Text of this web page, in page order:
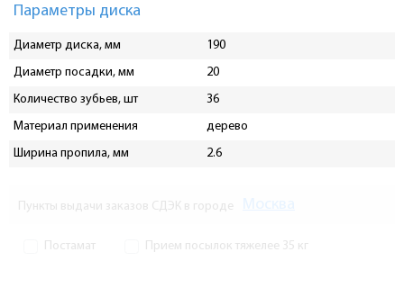
Параметры диска
Диаметр диска, мм
190
Диаметр посадки, мм
20
Количество зубьев, шт
36
Материал применения
дерево
Ширина пропила, мм
2.6
Пункты выдачи заказов СДЭК в городе
Постамат Прием посылок тяжелее 35 кг